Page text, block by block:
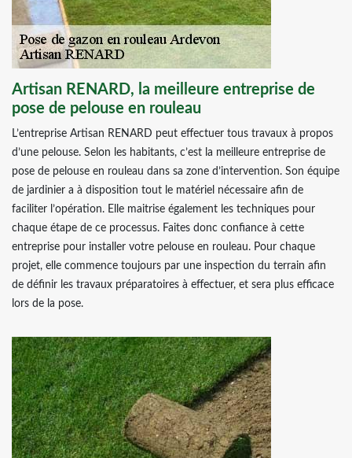
Artisan RENARD, la meilleure entreprise de
pose de pelouse en rouleau
L’entreprise Artisan RENARD peut effectuer tous travaux à propos
d’une pelouse. Selon les habitants, c’est la meilleure entreprise de
pose de pelouse en rouleau dans sa zone d’intervention. Son équipe
de jardinier a à disposition tout le matériel nécessaire afin de
faciliter l’opération. Elle maitrise également les techniques pour
chaque étape de ce processus. Faites donc confiance à cette
entreprise pour installer votre pelouse en rouleau. Pour chaque
projet, elle commence toujours par une inspection du terrain afin
de définir les travaux préparatoires à effectuer, et sera plus efficace
lors de la pose.